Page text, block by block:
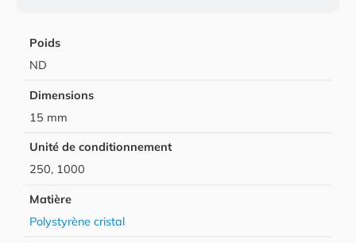
Poids
ND
Dimensions
15 mm
Unité de conditionnement
250, 1000
Matière
Polystyrène cristal